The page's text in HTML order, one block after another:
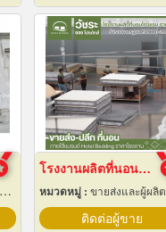
โรงงานผลิตที่นอนโรงแรม
หมวดหมู่ : ขายส่งและผู้ผลิตที่นอน
ติดต่อผู้ขาย